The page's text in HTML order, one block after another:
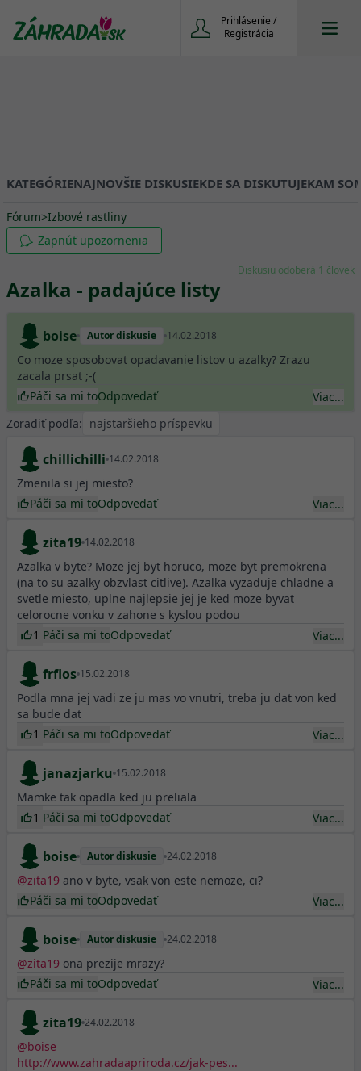
Prihlásenie /
Registrácia
KATEGÓRIENAJNOVŠIE DISKUSIEKDE SA DISKUTUJEKAM
Fórum>Izbové rastliny
Zapnúť upozornenia
Diskusiu odoberá 1 človek
Azalka - padajúce listy
boise Autor diskusie 14.02.2018
Co moze sposobovat opadavanie listov u azalky? Zrazu
zacala prsat ;-(
Páči sa mi toOdpovedať
Viac...
Zoradiť podľa:
chillichilli 14.02.2018
Zmenila si jej miesto?
Páči sa mi toOdpovedať Viac...
zita19 14.02.2018
Azalka v byte? Moze jej byt horuco, moze byt premokrena
(na to su azalky obzvlast citlive). Azalka vyzaduje chladne a
svetle miesto, uplne najlepsie jej je ked moze byvat
celorocne vonku v zahone s kyslou podou
1 Páči sa mi toOdpovedať Viac...
frflos 15.02.2018
Podla mna jej vadi ze ju mas vo vnutri, treba ju dat von ked
sa bude dat
1 Páči sa mi toOdpovedať Viac...
janazjarku 15.02.2018
Mamke tak opadla ked ju preliala
1 Páči sa mi toOdpovedať Viac...
boise Autor diskusie 24.02.2018
@zita19 ano v byte, vsak von este nemoze, ci?
Páči sa mi toOdpovedať Viac...
boise Autor diskusie 24.02.2018
@zita19 ona prezije mrazy?
Páči sa mi toOdpovedať Viac...
zita19 24.02.2018
@boise
http://www.zahradaapriroda.cz/jak-pes...